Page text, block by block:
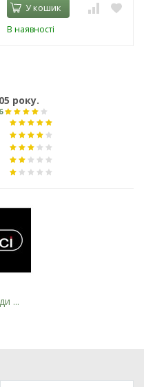
У кошик
В наявності
року.
...